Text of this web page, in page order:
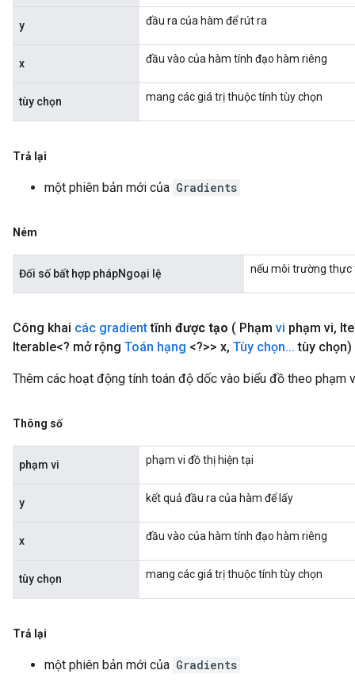
y đầu ra của hàm để rút ra
x đầu vào của hàm tính đạo hàm riêng
tùy chọn mang các giá trị thuộc tính tùy chọn
Trả lại
một phiên bản mới của Gradients
Ném
Đối số bất hợp phápNgoại lệ nếu môi trường thực
Công khai các gradienttĩnh được tạo ( Phạm vi phạm vi,
Iterable<? mở rộng Toán hạng <?>> x, Tùy chọn... tùy chọn)
Thêm các hoạt động tính toán độ dốc vào biểu đồ theo phạm
Thông số
phạm vi phạm vi đồ thị hiện tại
y kết quả đầu ra của hàm để lấy
x đầu vào của hàm tính đạo hàm riêng
tùy chọn mang các giá trị thuộc tính tùy chọn
Trả lại
một phiên bản mới của Gradients